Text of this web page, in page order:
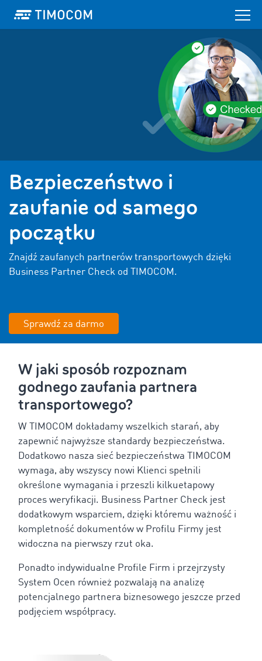
Bezpieczeństwo i
zaufanie od samego
początku
Znajdź zaufanych partnerów transportowych dzięki
Business Partner Check od TIMOCOM.
Sprawdź za darmo
W jaki sposób rozpoznam
godnego zaufania partnera
transportowego?
W TIMOCOM dokładamy wszelkich starań, aby
zapewnić najwyższe standardy bezpieczeństwa.
Dodatkowo nasza sieć bezpieczeństwa TIMOCOM
wymaga, aby wszyscy nowi Klienci spełnili
określone wymagania i przeszli kilkuetapowy
proces weryfikacji. Business Partner Check jest
dodatkowym wsparciem, dzięki któremu ważność i
kompletność dokumentów w Profilu Firmy jest
widoczna na pierwszy rzut oka.
Ponadto indywidualne Profile Firm i przejrzysty
System Ocen również pozwalają na analizę
potencjalnego partnera biznesowego jeszcze przed
podjęciem współpracy.